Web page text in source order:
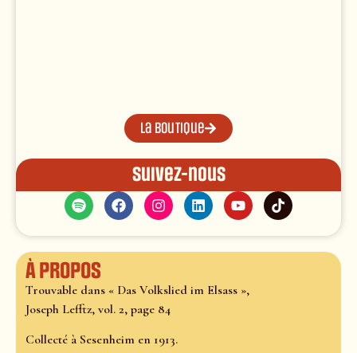
La boutique
Suivez-nous
À propos
Trouvable dans « Das Volkslied im Elsass »,
Joseph Lefftz, vol. 2, page 84
Collecté à Sesenheim en 1913.